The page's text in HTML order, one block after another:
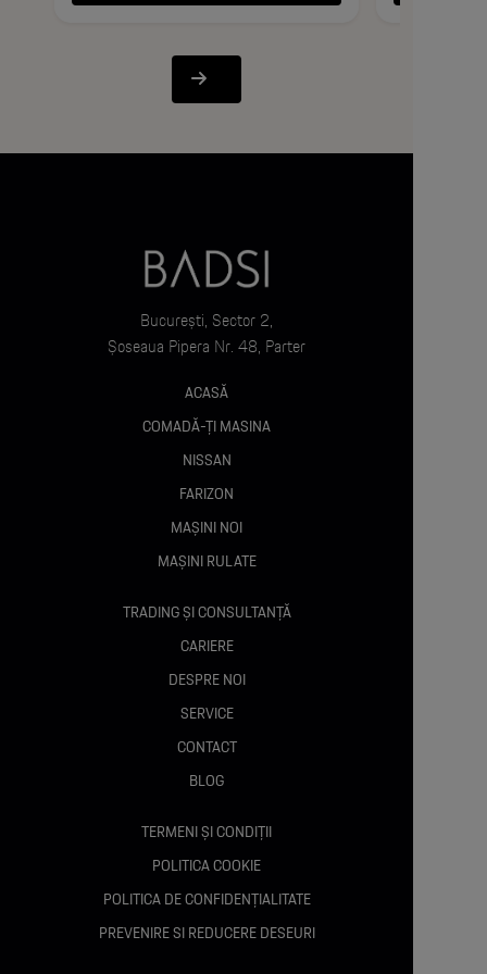
București, Sector 2,
Șoseaua Pipera Nr. 48, Parter
ACASĂ
COMADĂ-ȚI MASINA
NISSAN
FARIZON
MAȘINI NOI
MAȘINI RULATE
TRADING ȘI CONSULTANȚĂ
CARIERE
DESPRE NOI
SERVICE
CONTACT
BLOG
TERMENI ȘI CONDIȚII
POLITICA COOKIE
POLITICA DE CONFIDENȚIALITATE
PREVENIRE SI REDUCERE DESEURI